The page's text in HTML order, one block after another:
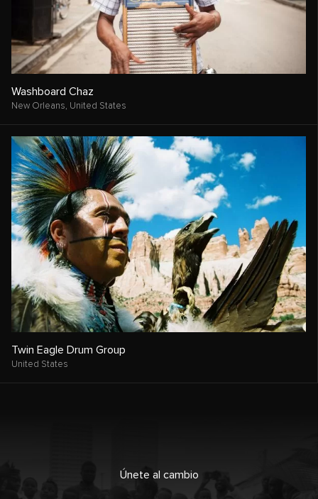
Washboard Chaz
New Orleans, United States
Twin Eagle Drum Group
United States
Únete al cambio